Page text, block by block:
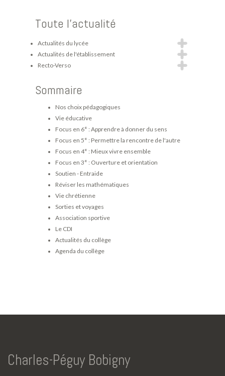
Toute l'actualité
Actualités du lycée
Actualités de l'établissement
Recto-Verso
Sommaire
Nos choix pédagogiques
Vie éducative
Focus en 6° : Apprendre à donner du sens
Focus en 5° : Permettre la rencontre de l'autre
Focus en 4° : Mieux vivre ensemble
Focus en 3° : Ouverture et orientation
Soutien - Entraide
Réviser les mathématiques
Vie chrétienne
Sorties et voyages
Association sportive
Le CDI
Actualités du collège
Agenda du collège
Charles-Péguy Bobigny